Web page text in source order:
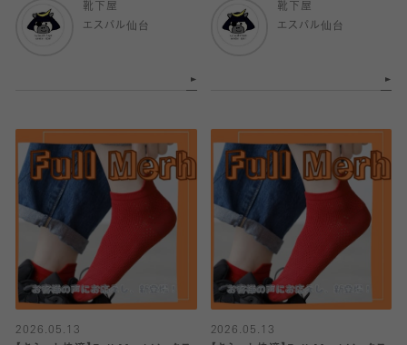
靴下屋
エスパル仙台
靴下屋
エスパル仙台
2026.05.13
2026.05.13